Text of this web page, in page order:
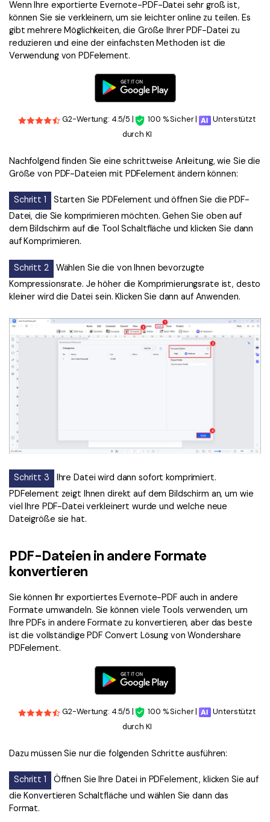
Wenn Ihre exportierte Evernote-PDF-Datei sehr groß ist,
können Sie sie verkleinern, um sie leichter online zu teilen. Es
gibt mehrere Möglichkeiten, die Größe Ihrer PDF-Datei zu
reduzieren und eine der einfachsten Methoden ist die
Verwendung von PDFelement.
G2-Wertung: 4.5/5 | 100 % Sicher |
Unterstützt
durch KI
Nachfolgend finden Sie eine schrittweise Anleitung, wie Sie die
Größe von PDF-Dateien mit PDFelement ändern können:
Schritt 1
Starten Sie PDFelement und öffnen Sie die PDF-
Datei, die Sie komprimieren möchten. Gehen Sie oben auf
dem Bildschirm auf die Tool Schaltfläche und klicken Sie dann
auf Komprimieren.
Schritt 2
Wählen Sie die von Ihnen bevorzugte
Kompressionsrate. Je höher die Komprimierungsrate ist, desto
kleiner wird die Datei sein. Klicken Sie dann auf Anwenden.
Schritt 3
Ihre Datei wird dann sofort komprimiert.
PDFelement zeigt Ihnen direkt auf dem Bildschirm an, um wie
viel Ihre PDF-Datei verkleinert wurde und welche neue
Dateigröße sie hat.
PDF-Dateien in andere Formate
konvertieren
Sie können Ihr exportiertes Evernote-PDF auch in andere
Formate umwandeln. Sie können viele Tools verwenden, um
Ihre PDFs in andere Formate zu konvertieren, aber das beste
ist die vollständige PDF Convert Lösung von Wondershare
PDFelement.
G2-Wertung: 4.5/5 | 100 % Sicher |
Unterstützt
durch KI
Dazu müssen Sie nur die folgenden Schritte ausführen:
Schritt 1
Öffnen Sie Ihre Datei in PDFelement, klicken Sie auf
die Konvertieren Schaltfläche und wählen Sie dann das
Format.